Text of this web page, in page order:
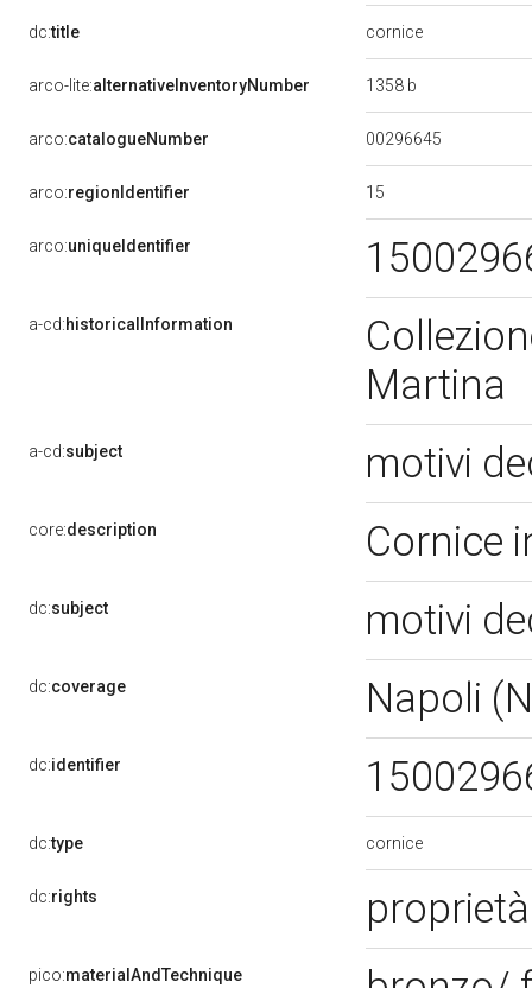
dc:title cornice
arco-lite:alternativeInventoryNumber 1358 b
arco:catalogueNumber 00296645
arco:regionIdentifier 15
arco:uniqueIdentifier
a-cd:historicalInformation
Martina
a-cd:subject motivi
core:description Cornice
dc:subject motivi
dc:coverage Napoli
dc:identifier
dc:type cornice
dc:rights
pico:materialAndTechnique